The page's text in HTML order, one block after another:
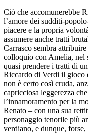
Ciò che accomunerebbe
l’amore dei sudditi-
piacere e la propria
assumere anche tratti
Carrasco sembra
colloquio con Amelia, nel
quasi prendere i tratti di
Riccardo di Verdi il gioco
non è certo così cruda,
capricciosa leggerezza
l’innamoramento per la
Renato – con una sua
personaggio tenorile più
verdiano, e dunque,